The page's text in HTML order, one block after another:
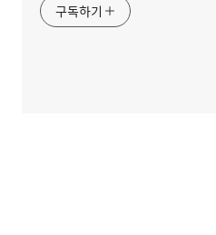
구독하기